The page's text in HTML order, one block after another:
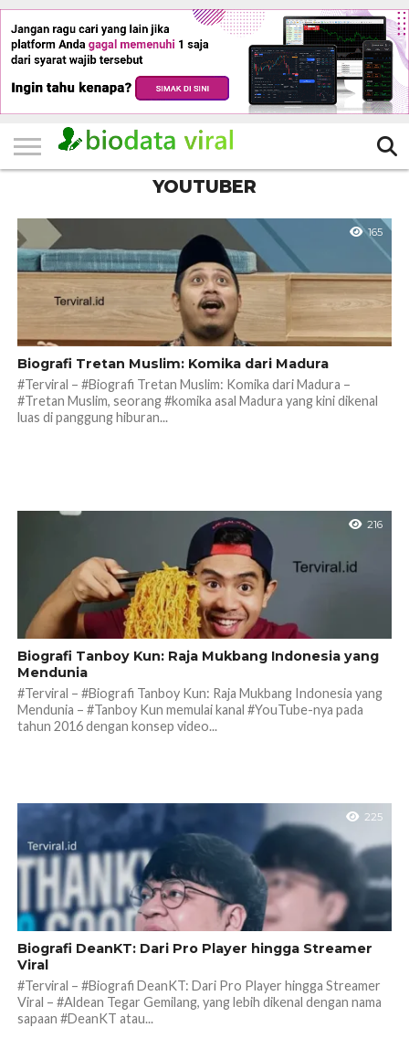
HOME
FILTER
KATEGORI
IKLAN
GRATIS
TERVIRAL
TRADING
KOMUNITAS
BERITA
BISNIS
LAINNYA
YOUTUBER
165
Biografi Tretan Muslim: Komika dari Madura
#Terviral – #Biografi Tretan Muslim: Komika dari Madura –
#Tretan Muslim, seorang #komika asal Madura yang kini dikenal
luas di panggung hiburan...
216
Biografi Tanboy Kun: Raja Mukbang Indonesia yang
Mendunia
#Terviral – #Biografi Tanboy Kun: Raja Mukbang Indonesia yang
Mendunia – #Tanboy Kun memulai kanal #YouTube-nya pada
tahun 2016 dengan konsep video...
225
Biografi DeanKT: Dari Pro Player hingga Streamer
Viral
#Terviral – #Biografi DeanKT: Dari Pro Player hingga Streamer
Viral – #Aldean Tegar Gemilang, yang lebih dikenal dengan nama
sapaan #DeanKT atau...